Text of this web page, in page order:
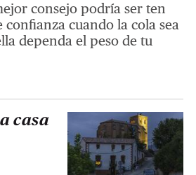
consejo podría ser ten
confianza cuando la cola sea
dependa el peso de tu
casa